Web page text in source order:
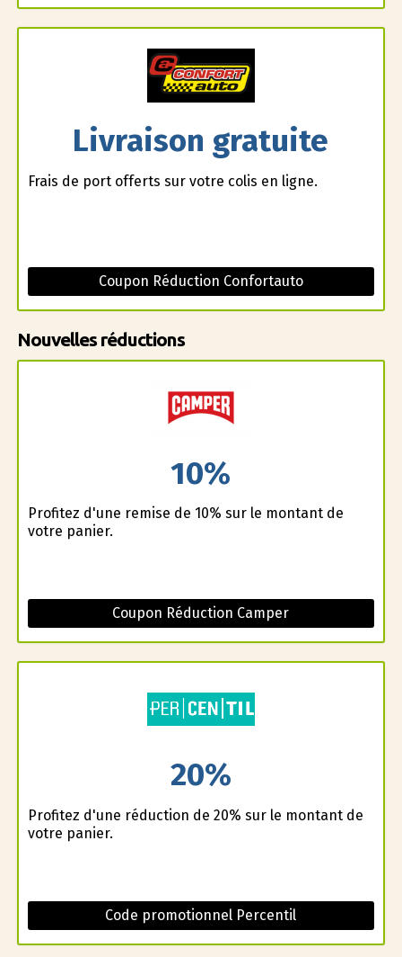
Livraison gratuite
Frais de port offerts sur votre colis en ligne.
Coupon Réduction Confortauto
Nouvelles réductions
10%
Profitez d'une remise de 10% sur le montant de
votre panier.
Coupon Réduction Camper
20%
Profitez d'une réduction de 20% sur le montant de
votre panier.
Code promotionnel Percentil